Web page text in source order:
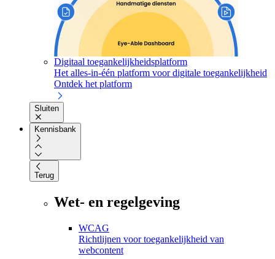
Digitaal toegankelijkheidsplatform
Het alles-in-één platform voor digitale toegankelijkheid
Ontdek het platform
Sluiten
Kennisbank
Terug
Wet- en regelgeving
WCAG
Richtlijnen voor toegankelijkheid van
webcontent